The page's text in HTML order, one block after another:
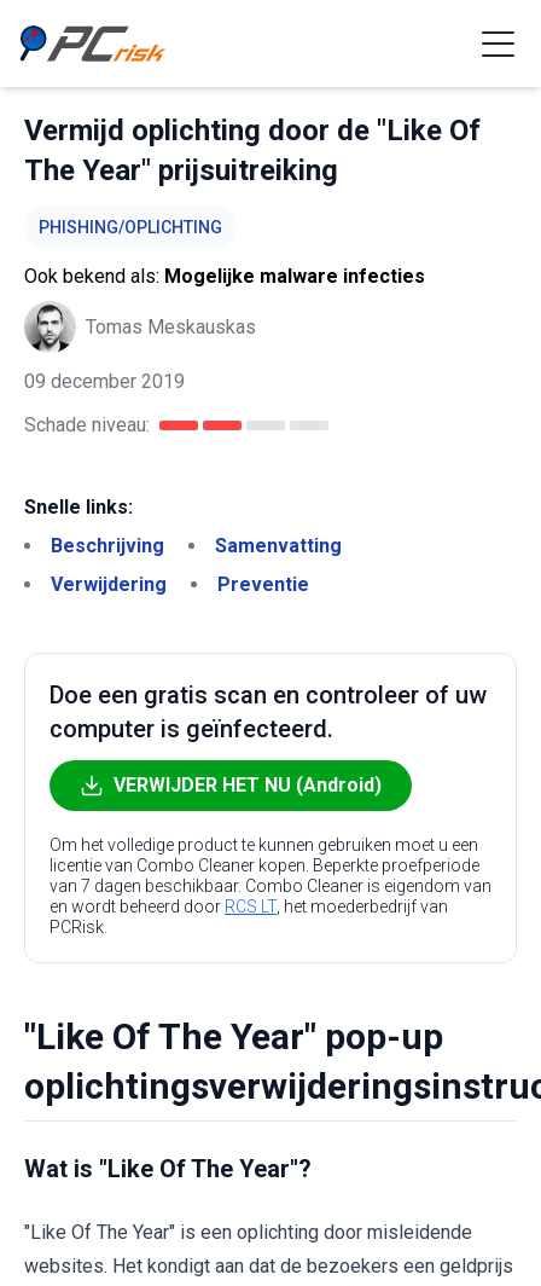
Vermijd oplichting door de "Like Of
The Year" prijsuitreiking
PHISHING/OPLICHTING
Ook bekend als: Mogelijke malware infecties
Tomas Meskauskas
09 december 2019
Schade niveau:
Snelle links:
Beschrijving
Samenvatting
Verwijdering
Preventie
Doe een gratis scan en controleer of uw
computer is geïnfecteerd.
VERWIJDER HET NU (Android)
Om het volledige product te kunnen gebruiken moet u een
licentie van Combo Cleaner kopen. Beperkte proefperiode
van 7 dagen beschikbaar. Combo Cleaner is eigendom van
en wordt beheerd door RCS LT, het moederbedrijf van
PCRisk.
"Like Of The Year" pop-up
Wat is "Like Of The Year"?
"Like Of The Year" is een oplichting door misleidende
websites. Het kondigt aan dat de bezoekers een geldprijs